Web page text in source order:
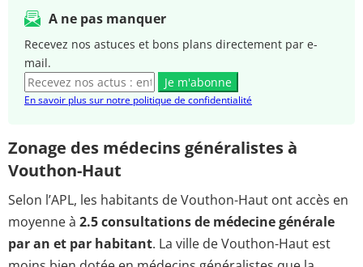
A ne pas manquer
Recevez nos astuces et bons plans directement par e-
mail.
Je m'abonne
En savoir plus sur notre politique de confidentialité
Zonage des médecins généralistes à
Vouthon-Haut
Selon l’APL, les habitants de Vouthon-Haut ont accès en
moyenne à 2.5 consultations de médecine générale
par an et par habitant. La ville de Vouthon-Haut est